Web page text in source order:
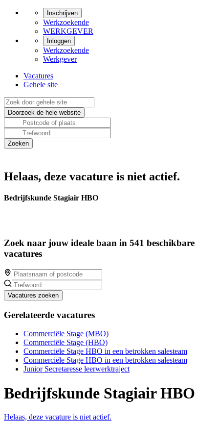
Inschrijven
Werkzoekende
WERKGEVER
Inloggen
Werkzoekende
Werkgever
Vacatures
Gehele site
Helaas, deze vacature is niet actief.
Bedrijfskunde Stagiair HBO
Zoek naar jouw ideale baan in 541 beschikbare
vacatures
Vacatures zoeken
Gerelateerde vacatures
Commerciële Stage (MBO)
Commerciële Stage (HBO)
Commerciële Stage HBO in een betrokken salesteam
Commerciële Stage HBO in een betrokken salesteam
Junior Secretaresse leerwerktraject
Bedrijfskunde Stagiair HBO
Helaas, deze vacature is niet actief.